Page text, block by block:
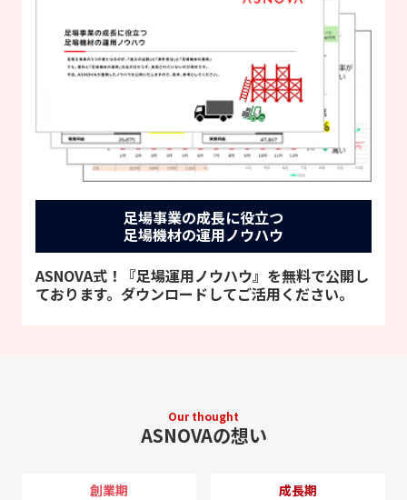
足場事業の成長に役立つ
足場機材の運用ノウハウ
ASNOVA式！『足場運用ノウハウ』を無料で公開し
ております。ダウンロードしてご活用ください。
Our thought
ASNOVAの想い
創業期 成長期